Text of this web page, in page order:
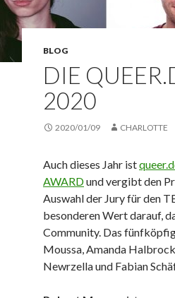
BLOG
DIE
2020
2020/01/09 CHARLOTTE
Auch dieses Jahr ist
AWARDund vergibt den
Auswahl der Jury für den
besonderen Wert darauf,
Community. Das
Moussa, Amanda
Newrzella und Fabian